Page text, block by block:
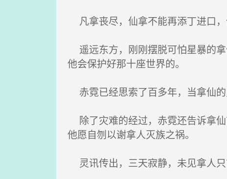
凡拿丧尽，仙拿不能再添丁进口
遥远东方，刚刚摆脱可怕星暴的
他会保护好那十座世界的。
赤霓已经思索了百多年，当拿仙的
除了灾难的经过，赤霓还告诉拿仙
他愿自刎以谢拿人灭族之祸。
灵讯传出，三天寂静，未见拿人只